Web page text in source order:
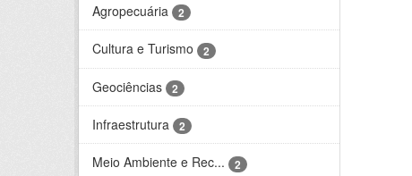
Agropecuária 2
Cultura e Turismo 2
Geociências 2
Infraestrutura 2
Meio Ambiente e Rec... 2